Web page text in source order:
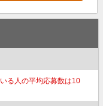
る人の平均応募数は10